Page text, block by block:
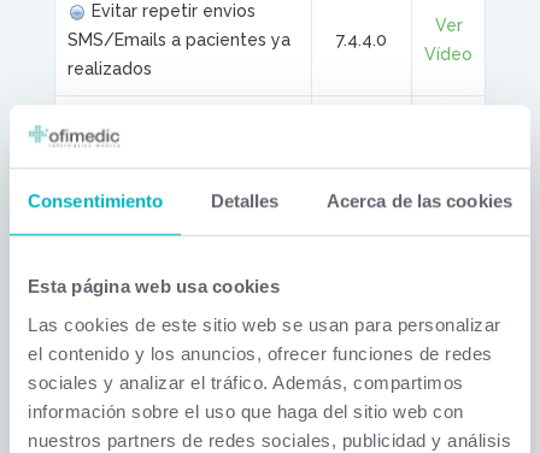
Consentimiento Detalles Acerca de las cookies
Esta página web usa cookies
Las cookies de este sitio web se usan para personalizar
el contenido y los anuncios, ofrecer funciones de redes
sociales y analizar el tráfico. Además, compartimos
información sobre el uso que haga del sitio web con
nuestros partners de redes sociales, publicidad y análisis
Evitar repetir envios
SMS/Emails a pacientes ya
realizados
7.4.4.0
Ver
Vídeo
y fotografías a pacientes
Legalidad en envíos
SMS/email a pacientes
Ver
Vídeo
Ampliación porefijo para
envíos SMS
Vídeo
Forzar a envío
SMS/email en cobros por
7.4.2.0
Ver
Vídeo